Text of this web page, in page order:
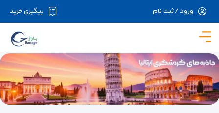
در حال حاضر ارتباط با سرور قطع می باشد لطفا
پیگیری خرید ورود / ثبت نام